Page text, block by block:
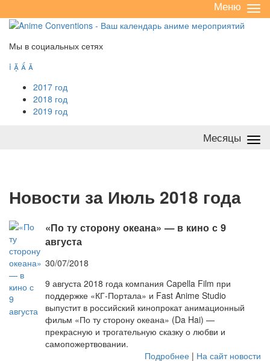
/
Меню
Мы в социальных сетях
   
2017 год
2018 год
2019 год
Месяцы
Новости за Июль 2018 года
«По ту сторону океана» — в кино с 9
августа
30/07/2018
9 августа 2018 года компания Capella Film при
поддержке «КГ-Портала» и Fast Anime Studio
выпустит в российский кинопрокат анимационный
фильм «По ту сторону океана» (Da Hai) —
прекрасную и трогательную сказку о любви и
самопожертвовании.
Подробнее | На сайт новости